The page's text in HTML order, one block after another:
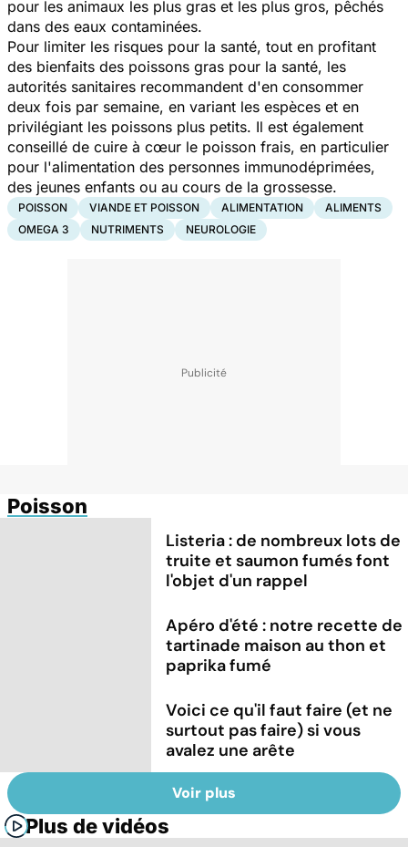
pour les animaux les plus gras et les plus gros, pêchés
dans des eaux contaminées.
Pour limiter les risques pour la santé, tout en profitant
des bienfaits des poissons gras pour la santé, les
autorités sanitaires recommandent d'en consommer
deux fois par semaine, en variant les espèces et en
privilégiant les poissons plus petits. Il est également
conseillé de cuire à cœur le poisson frais, en particulier
pour l'alimentation des personnes immunodéprimées,
des jeunes enfants ou au cours de la grossesse.
POISSON VIANDE ET POISSON ALIMENTATION
ALIMENTS
OMEGA 3
NUTRIMENTS NEUROLOGIE
Poisson
Listeria : de nombreux lots de
truite et saumon fumés font
l'objet d'un rappel
Apéro d'été : notre recette de
tartinade maison au thon et
paprika fumé
Voici ce qu'il faut faire (et ne
surtout pas faire) si vous
avalez une arête
Voir plus
Plus de vidéos